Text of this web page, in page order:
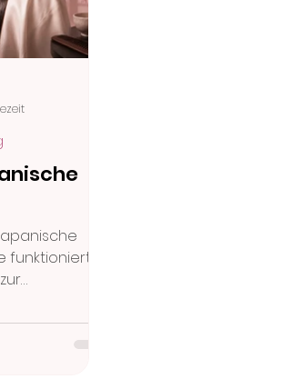
funktioniert,